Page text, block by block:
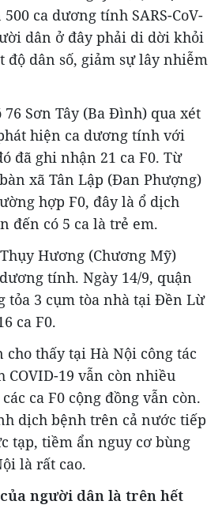
ca dương tính SARS-CoV-
dân ở đây phải di dời khỏi
độ dân số, giảm sự lây nhiễm
76 Sơn Tây (Ba Đình) qua xét
hiện ca dương tính với
đã ghi nhận 21 ca F0. Từ
xã Tân Lập (Đan Phượng)
hợp F0, đây là ổ dịch
đến có 5 ca là trẻ em.
Hương (Chương Mỹ)
tính. Ngày 14/9, quận
tỏa 3 cụm tòa nhà tại Đền Lừ
ca F0.
cho thấy tại Hà Nội công tác
COVID-19 vẫn còn nhiều
ca F0 cộng đồng vẫn còn.
dịch bệnh trên cả nước tiếp
tạp, tiềm ẩn nguy cơ bùng
là rất cao.
người dân là trên hết